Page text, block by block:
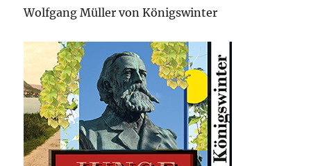
Wolfgang Müller von Königswinter